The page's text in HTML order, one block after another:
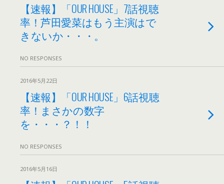
【速報】「OUR HOUSE」7話視聴
率！芦田愛菜はもう主演はで
きないか・・・。
NO RESPONSES
2016年5月22日
【速報】「OUR HOUSE」6話視聴
率！まさかの数字
を・・・？！！
NO RESPONSES
2016年5月16日